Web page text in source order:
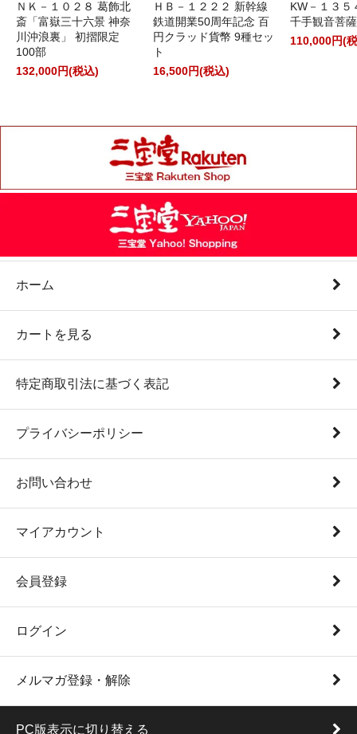
ＮＫ－１０２８ 葛飾北
斎「富嶽三十六景 神奈
川沖浪裏」 初摺限定
100部
132,000円(税込)
ＨＢ－１２２２ 新幹線
鉄道開業50周年記念 百
円クラッド貨幣 9種セッ
ト
16,500円(税込)
KW－１３
千手観音菩
110,000円(
ホーム
カートを見る
特定商取引法に基づく表記
プライバシーポリシー
お問い合わせ
マイアカウント
会員登録
ログイン
メルマガ登録・解除
PC版表示に切り替える